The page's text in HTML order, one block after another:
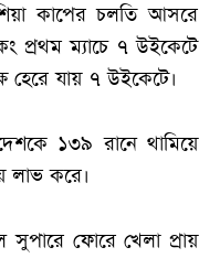
কাপের চলতি আসরে
প্রথম ম্যাচে ৭ উইকেটে
হেরে যায় ৭ উইকেটে।
১৩৯ রানে থামিয়ে
লাভ করে।
ফোরে খেলা প্রায়